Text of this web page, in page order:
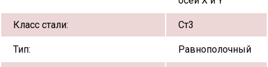
Класс стали: Ст3
Тип: Равнополочный